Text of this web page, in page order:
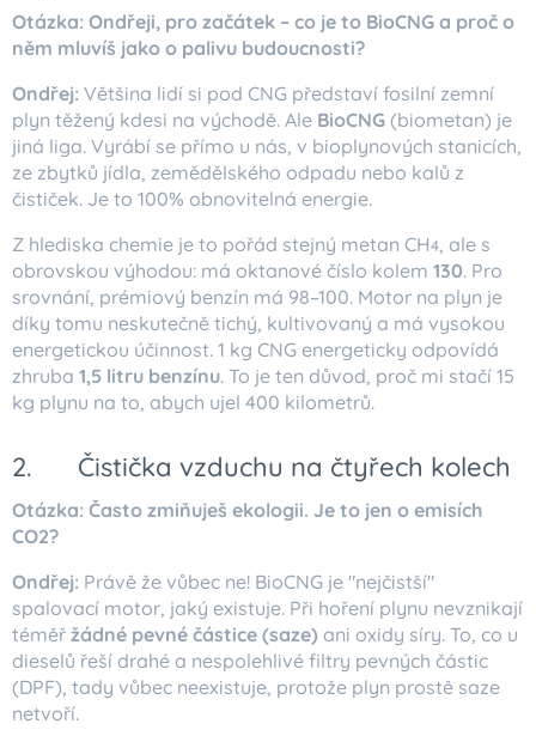
Otázka: Ondřeji, pro začátek – co je to BioCNG a proč o
něm mluvíš jako o palivu budoucnosti?
Ondřej: Většina lidí si pod CNG představí fosilní zemní
plyn těžený kdesi na východě. Ale BioCNG (biometan) je
jiná liga. Vyrábí se přímo u nás, v bioplynových stanicích,
ze zbytků jídla, zemědělského odpadu nebo kalů z
čističek. Je to 100% obnovitelná energie.
Z hlediska chemie je to pořád stejný metan CH4 , ale s
obrovskou výhodou: má oktanové číslo kolem 130. Pro
srovnání, prémiový benzín má 98–100. Motor na plyn je
díky tomu neskutečně tichý, kultivovaný a má vysokou
energetickou účinnost. 1 kg CNG energeticky odpovídá
zhruba 1,5 litru benzínu. To je ten důvod, proč mi stačí 15
kg plynu na to, abych ujel 400 kilometrů.
2. 🍃 Čistička vzduchu na čtyřech kolech
Otázka: Často zmiňuješ ekologii. Je to jen o emisích
CO2?
Ondřej: Právě že vůbec ne! BioCNG je "nejčistší"
spalovací motor, jaký existuje. Při hoření plynu nevznikají
téměř žádné pevné částice (saze) ani oxidy síry. To, co u
dieselů řeší drahé a nespolehlivé filtry pevných částic
(DPF), tady vůbec neexistuje, protože plyn prostě saze
netvoří.